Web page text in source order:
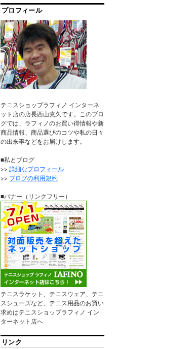
プロフィール
テニスショップラフィノ インターネ
ット店の店長西山克久です。このブロ
グでは、ラフィノのお買い得情報や新
商品情報、商品選びのコツや私の日々
の出来事などをお届けします。
■私とブログ
>>詳細なプロフィール
>> ブログの利用規約
■バナー（リンクフリー）
テニスラケット、テニスウェア、テニ
スシューズなど、テニス用品のお買い
求めはテニスショップラフィノ イン
ターネット店へ
リンク